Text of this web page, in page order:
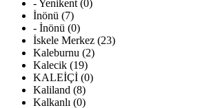
- Yenikent (0)
İnönü (7)
- İnönü (0)
İskele Merkez (23)
Kaleburnu (2)
Kalecik (19)
KALEİÇİ (0)
Kaliland (8)
Kalkanlı (0)